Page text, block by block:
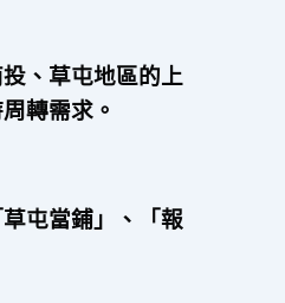
、草屯地區的上
轉需求。
屯當鋪」、「報